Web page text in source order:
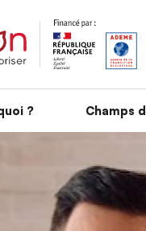
? Champs